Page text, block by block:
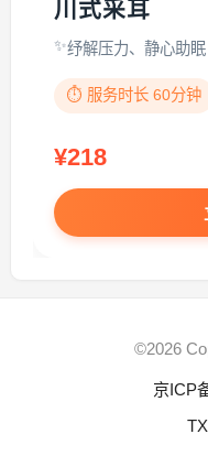
川式采耳
纾解压力、静心助眠
⏱️ 服务时长 60分钟
¥218
©2026
京ICP